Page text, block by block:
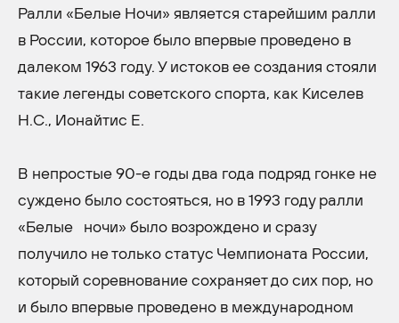
Ралли «Белые Ночи» является старейшим ралли
в России, которое было впервые проведено в
далеком 1963 году. У истоков ее создания стояли
такие легенды советского спорта, как Киселев
Н.С., Ионайтис Е.
В непростые 90-е годы два года подряд гонке не
суждено было состояться, но в 1993 году ралли
«Белые ночи» было возрождено и сразу
получило не только статус Чемпионата России,
который соревнование сохраняет до сих пор, но
и было впервые проведено в международном